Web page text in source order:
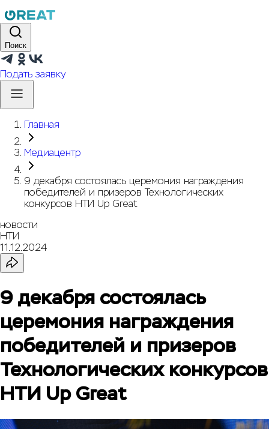
Поиск
Подать заявку
Главная
Медиацентр
9 декабря состоялась церемония награждения
победителей и призеров Технологических
конкурсов НТИ Up Great
новости
НТИ
11.12.2024
9 декабря состоялась
церемония награждения
победителей и призеров
Технологических конкурсов
НТИ Up Great